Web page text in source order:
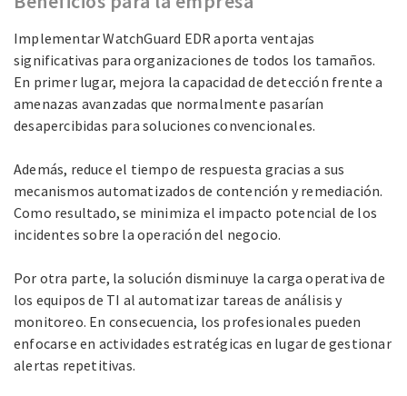
Implementar WatchGuard EDR aporta ventajas
significativas para organizaciones de todos los tamaños.
En primer lugar, mejora la capacidad de detección frente a
amenazas avanzadas que normalmente pasarían
desapercibidas para soluciones convencionales.
Además, reduce el tiempo de respuesta gracias a sus
mecanismos automatizados de contención y remediación.
Como resultado, se minimiza el impacto potencial de los
incidentes sobre la operación del negocio.
Por otra parte, la solución disminuye la carga operativa de
los equipos de TI al automatizar tareas de análisis y
monitoreo. En consecuencia, los profesionales pueden
enfocarse en actividades estratégicas en lugar de gestionar
alertas repetitivas.